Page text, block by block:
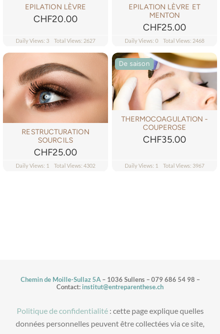
EPILATION LÈVRE
CHF20.00
Daily Views: 3 Total Views: 2627
EPILATION LÈVRE ET
MENTON
CHF25.00
Daily Views: 0 Total Views: 2468
RESTRUCTURATION
SOURCILS
CHF25.00
Daily Views: 1 Total Views: 4302
De saison
THERMOCOAGULATION -
COUPEROSE
CHF35.00
Daily Views: 1 Total Views: 3967
Chemin de Moille-Sullaz 5A– 1036 Sullens – 079 686 54 98 –
Contact: institut@entreparenthese.ch
Politique de confidentialité: cette page explique quelles
données personnelles peuvent être collectées via ce site,